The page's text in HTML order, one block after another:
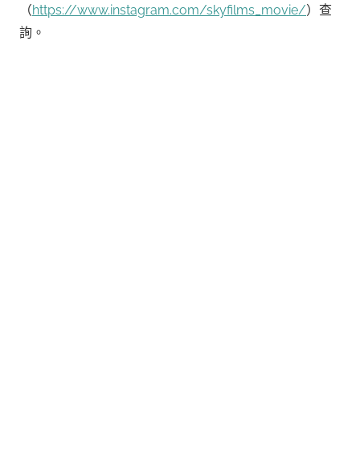
（https://www.instagram.com/skyfilms_movie/）查
詢。